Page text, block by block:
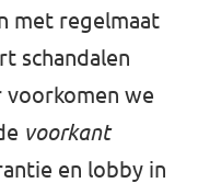
met regelmaat
schandalen
voorkomen we
voorkant
en lobby in